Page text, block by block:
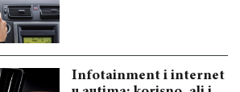
Infotainment i internet